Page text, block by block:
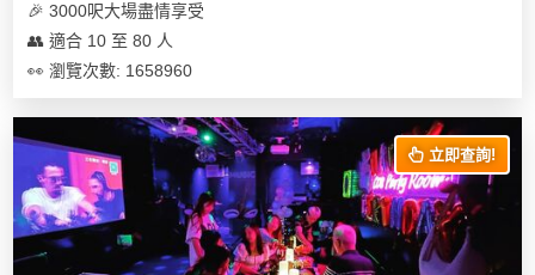
驗
工
作
坊
🎉 3000呎大場盡情享受
👥 適合 10 至 80 人
👀 瀏覽次數: 1658960
立即查詢!